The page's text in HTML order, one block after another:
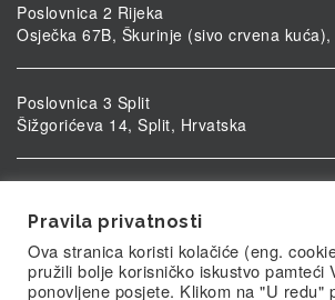
Poslovnica 2 Rijeka
Osječka 67B, Škurinje (sivo crvena
Poslovnica 3 Split
Šižgorićeva 14, Split, Hrvatska
Ulica kardinala Alojzija Stepinca 5,
Pravila privatnosti
Ova stranica koristi kolačiće (eng.
pružili bolje korisničko iskustvo pamteći
ponovljene posjete. Klikom na "U redu"